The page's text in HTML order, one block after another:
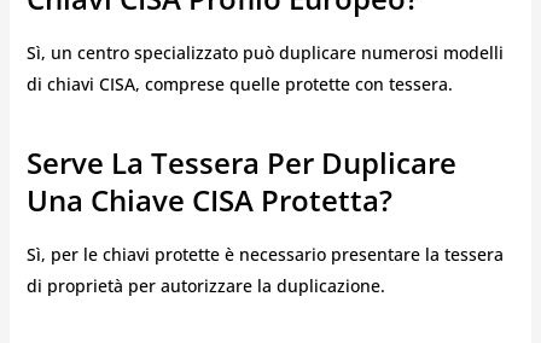
Sì, un centro specializzato può duplicare numerosi modelli
di chiavi CISA, comprese quelle protette con tessera.
Serve La Tessera Per Duplicare
Una Chiave CISA Protetta?
Sì, per le chiavi protette è necessario presentare la tessera
di proprietà per autorizzare la duplicazione.